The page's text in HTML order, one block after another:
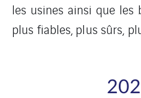
les usines ainsi que
plus fiables, plus sûrs,